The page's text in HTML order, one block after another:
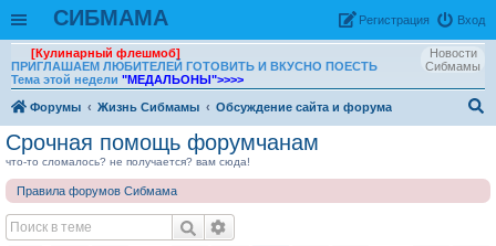
СИБМАМА Вход
Рeгиcтpaция
Новости
Сибмамы
[Кулинарный флешмоб]
ПРИГЛАШАЕМ ЛЮБИТЕЛЕЙ ГОТОВИТЬ И ВКУСНО ПОЕСТЬ
Тема этой недели "МЕДАЛЬОНЫ">>>>
Форумы Жизнь Сибмамы
Обсуждение сайта и форума
Срочная помощь форумчанам
что-то сломалось? не получается? вам сюда!
Правила форумов Сибмама